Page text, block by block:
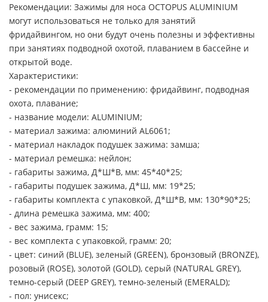
Рекомендации: Зажимы для носа OCTOPUS ALUMINIUM
могут использоваться не только для занятий
фридайвингом, но они будут очень полезны и эффективны
при занятиях подводной охотой, плаванием в бассейне и
открытой воде.
Характеристики:
- рекомендации по применению: фридайвинг, подводная
охота, плавание;
- название модели: ALUMINIUM;
- материал зажима: алюминий AL6061;
- материал накладок подушек зажима: замша;
- материал ремешка: нейлон;
- габариты зажима, Д*Ш*В, мм: 45*40*25;
- габариты подушек зажима, Д*Ш, мм: 19*25;
- габариты комплекта с упаковкой, Д*Ш*В, мм: 130*90*25;
- длина ремешка зажима, мм: 400;
- вес зажима, грамм: 15;
- вес комплекта с упаковкой, грамм: 20;
- цвет: синий (BLUE), зеленый (GREEN), бронзовый (BRONZE),
розовый (ROSE), золотой (GOLD), серый (NATURAL GREY),
темно-серый (DEEP GREY), темно-зеленый (EMERALD);
- пол: унисекс;